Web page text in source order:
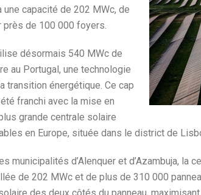
une capacité de 202 MWc, de
près de 100 000 foyers.
désormais 540 MWc de
au Portugal, une technologie
transition énergétique. Ce cap
franchi avec la mise en
grande centrale solaire
en Europe, située dans le district de
municipalités d’Alenquer et d’Azambuja, la
de 202 MWc et de plus de 310 000